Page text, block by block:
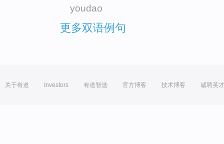
youdao
更多双语例句
关于有道 Investors 有道智选 官方博客 技术博客 诚聘英才